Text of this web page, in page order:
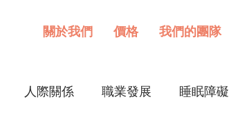
關於我們 價格 我們的團隊
人際關係 職業發展 睡眠障礙